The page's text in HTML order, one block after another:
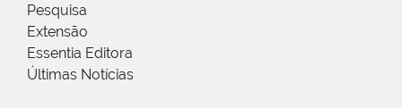
Pesquisa
Extensão
Essentia Editora
Últimas Notícias